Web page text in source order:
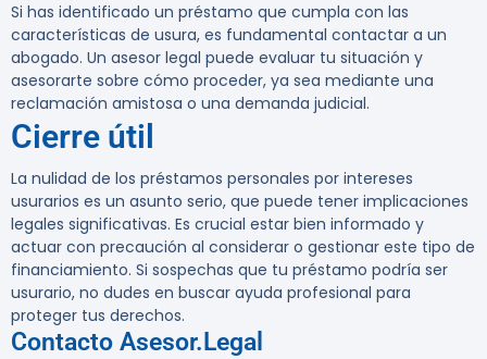
Si has identificado un préstamo que cumpla con las
características de usura, es fundamental contactar a un
abogado. Un asesor legal puede evaluar tu situación y
asesorarte sobre cómo proceder, ya sea mediante una
reclamación amistosa o una demanda judicial.
Cierre útil
La nulidad de los préstamos personales por intereses
usurarios es un asunto serio, que puede tener implicaciones
legales significativas. Es crucial estar bien informado y
actuar con precaución al considerar o gestionar este tipo de
financiamiento. Si sospechas que tu préstamo podría ser
usurario, no dudes en buscar ayuda profesional para
proteger tus derechos.
Contacto Asesor.Legal